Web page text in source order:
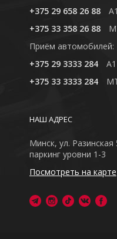
+375 29 658 26 88
A1
+375 33 358 26 88
Приём автомобилей:
+375 29 3333 284
A1
+375 33 3333 284
НАШ АДРЕС
Минск, ул. Разинская
паркинг уровни 1-3
Посмотреть на карте